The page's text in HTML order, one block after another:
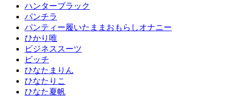
ハンターブラック
パンチラ
パンティー履いたままおもらしオナニー
ひかり唯
ビジネススーツ
ビッチ
ひなたまりん
ひなたりこ
ひなた夏帆